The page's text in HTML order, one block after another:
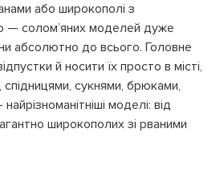
або широкополі з
— солом’яних моделей дуже
абсолютно до всього. Головне
й носити їх просто в місті,
сукнями, брюками,
моделі: від
широкополих зі рваними